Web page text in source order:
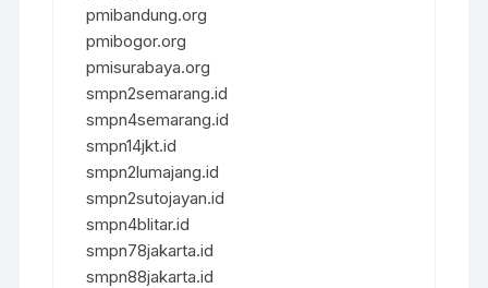
pmibandung.org
pmibogor.org
pmisurabaya.org
smpn2semarang.id
smpn4semarang.id
smpn14jkt.id
smpn2lumajang.id
smpn2sutojayan.id
smpn4blitar.id
smpn78jakarta.id
smpn88jakarta.id